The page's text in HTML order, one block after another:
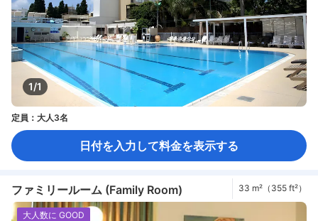
1/1
定員：大人3名
日付を入力して料金を表示する
ファミリールーム (Family Room) 33 m²（355 ft²）
大人数に GOOD